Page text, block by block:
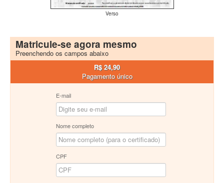
Verso
Matricule-se agora mesmo
Preenchendo os campos abaixo
R$ 24,90
Pagamento único
E-mail
Nome completo
CPF